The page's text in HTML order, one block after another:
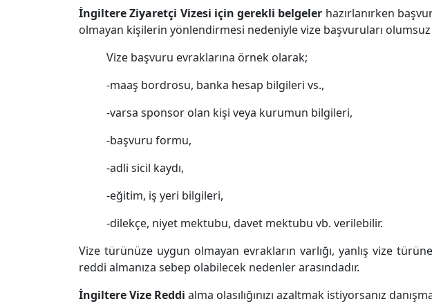
İngiltere Ziyaretçi Vizesi için gerekli belgeler hazırlanırken
olmayan kişilerin yönlendirmesi nedeniyle vize başvuruları
Vize başvuru evraklarına örnek olarak;
-maaş bordrosu, banka hesap bilgileri vs.,
-varsa sponsor olan kişi veya kurumun bilgileri,
-başvuru formu,
-adli sicil kaydı,
-eğitim, iş yeri bilgileri,
-dilekçe, niyet mektubu, davet mektubu vb. verilebilir.
Vize türünüze uygun olmayan evrakların varlığı, yanlış vize
reddi almanıza sebep olabilecek nedenler arasındadır.
İngiltere Vize Reddi alma olasılığınızı azaltmak istiyorsanız